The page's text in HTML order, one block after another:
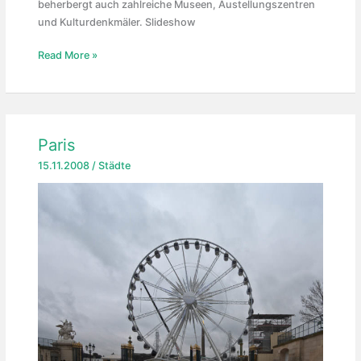
beherbergt auch zahlreiche Museen, Austellungszentren
und Kulturdenkmäler. Slideshow
NRW
Read More »
Paris
15.11.2008 / Städte